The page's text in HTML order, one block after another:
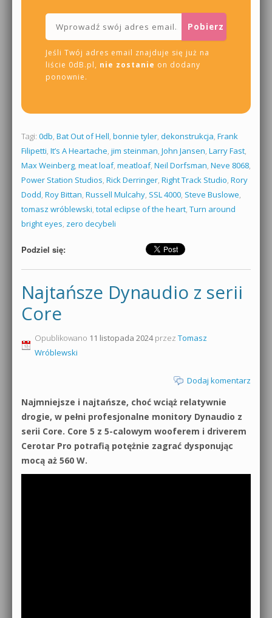
Jeśli Twój adres email znajduje się już na
liście 0dB.pl, nie zostanie on dodany
ponownie.
Tagi: 0db, Bat Out of Hell, bonnie tyler, dekonstrukcja, Frank
Filipetti, It’s A Heartache, jim steinman, John Jansen, Larry Fast,
Max Weinberg, meat loaf, meatloaf, Neil Dorfsman, Neve 8068,
Power Station Studios, Rick Derringer, Right Track Studio, Rory
Dodd, Roy Bittan, Russell Mulcahy, SSL 4000, Steve Buslowe,
tomasz wróblewski, total eclipse of the heart, Turn around
bright eyes, zero decybeli
Podziel się:
Najtańsze Dynaudio z serii
Core
Opublikowano 11 listopada 2024przez Tomasz
Wróblewski
Dodaj komentarz
Najmniejsze i najtańsze, choć wciąż relatywnie
drogie, w pełni profesjonalne monitory Dynaudio z
serii Core. Core 5 z 5-calowym wooferem i driverem
Cerotar Pro potrafią potężnie zagrać dysponując
mocą aż 560 W.